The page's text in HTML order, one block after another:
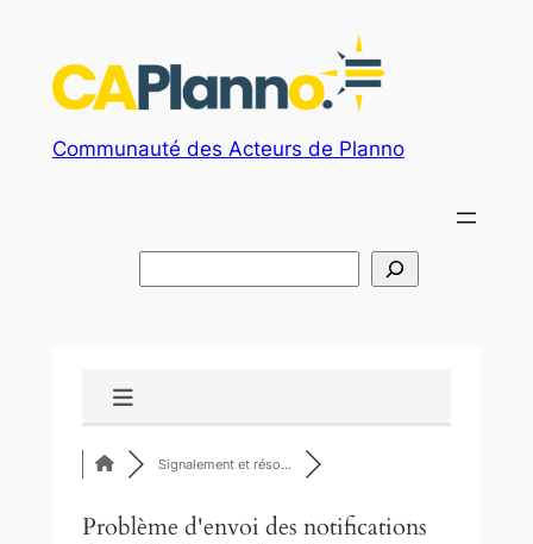
contenu
Communauté des Acteurs de Planno
e
Signalement et réso…
Problème d'envoi des notifications